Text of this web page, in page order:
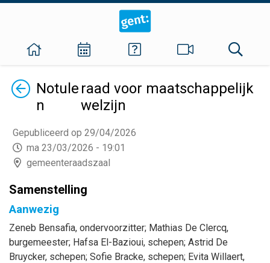
TerugNotule
n
raad voor maatschappelijk
welzijn
Gepubliceerd op 29/04/2026
ma 23/03/2026 - 19:01
gemeenteraadszaal
Samenstelling
Aanwezig
Zeneb Bensafia, ondervoorzitter; Mathias De Clercq,
burgemeester; Hafsa El-Bazioui, schepen; Astrid De
Bruycker, schepen; Sofie Bracke, schepen; Evita Willaert,